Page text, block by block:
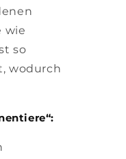
wie
so
wodurch